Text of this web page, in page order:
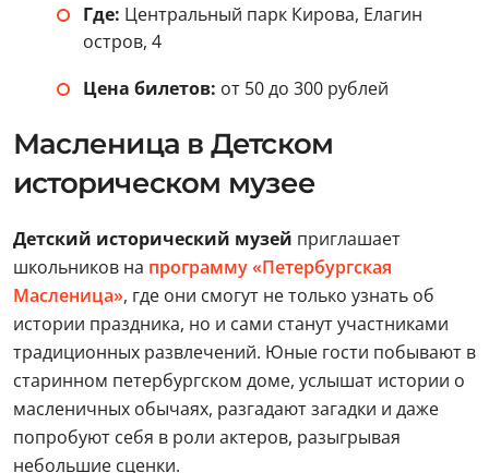
Где: Центральный парк Кирова, Елагин
остров, 4
Цена билетов: от 50 до 300 рублей
Масленица в Детском
историческом музее
Детский исторический музей приглашает
школьников на программу «Петербургская
Масленица», где они смогут не только узнать об
истории праздника, но и сами станут участниками
традиционных развлечений. Юные гости побывают в
старинном петербургском доме, услышат истории о
масленичных обычаях, разгадают загадки и даже
попробуют себя в роли актеров, разыгрывая
небольшие сценки.